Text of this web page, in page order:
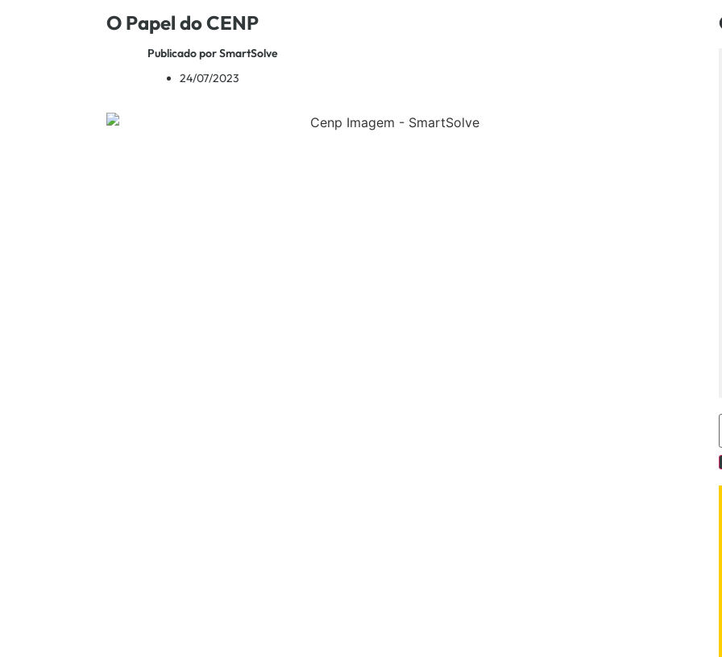
O Papel do CENP
Publicado por SmartSolve
24/07/2023